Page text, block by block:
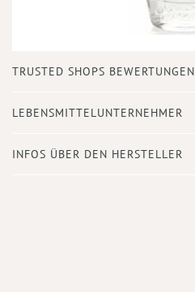
Anfang
Bildergalerie
TRUSTED SHOPS BEWERTUNGEN
LEBENSMITTELUNTERNEHMER
INFOS ÜBER DEN HERSTELLER